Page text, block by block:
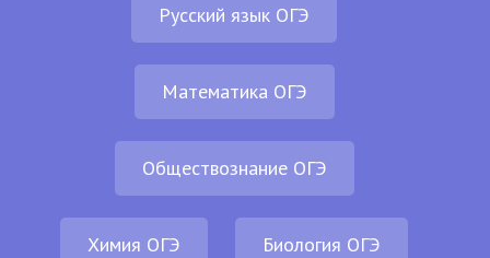
Русский язык ОГЭ
Математика ОГЭ
Обществознание ОГЭ
Химия ОГЭ Биология ОГЭ